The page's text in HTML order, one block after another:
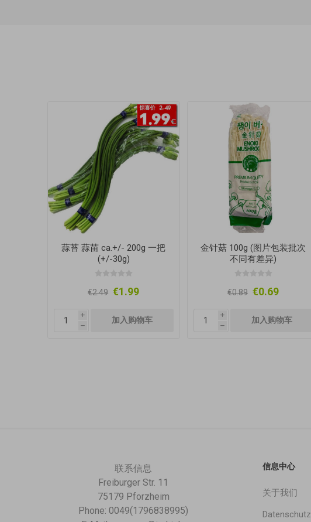
蒜苔 蒜苗 ca.+/- 200g 一把
(+/-30g)
€2.49 €1.99
i
h
金针菇 100g (图片包装批次
不同有差异)
€0.89 €0.69
i
h
联系信息
Freiburger Str. 11
75179 Pforzheim
Phone: 0049(1796838995)
信息中心
关于我们
Datenschutz